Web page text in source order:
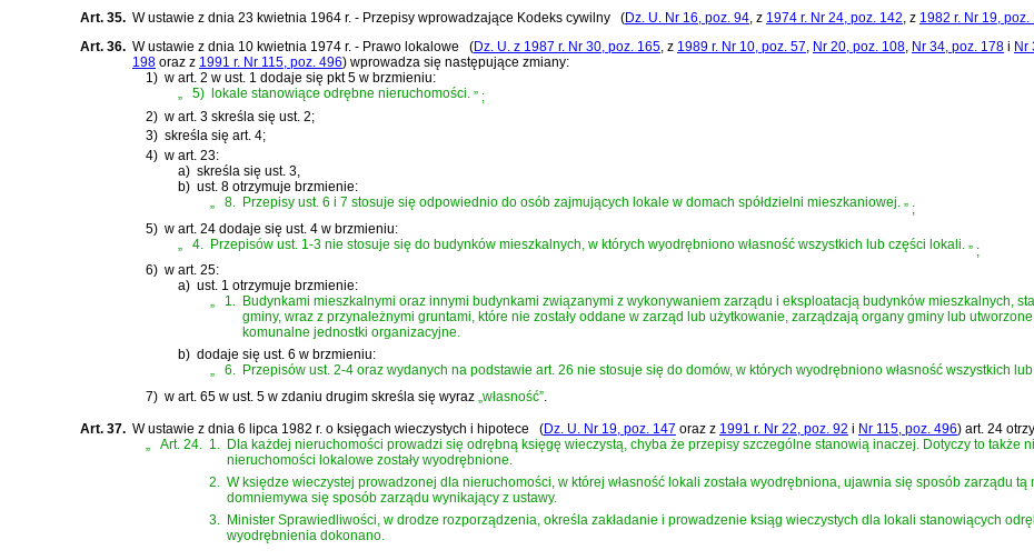
Art. 35. Wustawie z dnia 23 kwietnia 1964 r. - Przepisy wprowadzające Kodeks cywilny (Dz. U. Nr 16, poz. 94 , z 1974 r. Nr 24, poz. 142 , z 1982 r. Nr 19, poz.
Art. 36. Wustawie z dnia 10 kwietnia 1974 r. - Prawo lokalowe (Dz. U. z 1987 r. Nr 30, poz. 165 , z 1989 r. Nr 10, poz. 57 Nr 20, poz. 108 Nr 34, poz. 178 i Nr
198 oraz z 1991 r. Nr 115, poz. 496) wprowadza się następujące zmiany:
1) w art. 2 w ust. 1 dodaje się pkt 5 w brzmieniu:
5) lokale stanowiące odrębne nieruchomości. ” ;
2) w art. 3 skreśla się ust. 2;
3) skreśla się art. 4;
4) w art. 23:
a) skreśla się ust. 3,
b) ust. 8 otrzymuje brzmienie:
„
8. Przepisy ust. 6 i 7 stosuje się odpowiednio do osób zajmujących lokale w domach spółdzielni mieszkaniowej. ” ;
5) w art. 24 dodaje się ust. 4 w brzmieniu:
4. Przepisów ust. 1-3 nie stosuje się do budynków mieszkalnych, w których wyodrębniono własność wszystkich lub części lokali. ” ;
6) w art. 25:
a) ust. 1 otrzymuje brzmienie:
„
1. Budynkami mieszkalnymi oraz innymi budynkami związanymi z wykonywaniem zarządu i eksploatacją budynków mieszkalnych,
gminy, wraz z przynależnymi gruntami, które nie zostały oddane w zarząd lub użytkowanie, zarządzają organy gminy lub
komunalne jednostki organizacyjne.
b) dodaje się ust. 6 w brzmieniu:
„
6. Przepisów ust. 2-4 oraz wydanych na podstawie art. 26 nie stosuje się do domów, w których wyodrębniono własność wszystkich
7) w art. 65 w ust. 5 w zdaniu drugim skreśla się wyraz „własność”
Art. 37. Wustawie z dnia 6 lipca 1982 r. o księgach wieczystych i hipotece (Dz. U. Nr 19, poz. 147 oraz z 1991 r. Nr 22, poz. 92 i Nr 115, poz. 496) art. 24
„
Art. 24. 1. Dla każdej nieruchomości prowadzi się odrębną księgę wieczystą, chyba że przepisy szczególne stanowią inaczej. Dotyczy to także
nieruchomości lokalowe zostały wyodrębnione.
2. W księdze wieczystej prowadzonej dla nieruchomości, w której własność lokali została wyodrębniona, ujawnia się sposób zarządu
domniemywa się sposób zarządu wynikający z ustawy.
3. Minister Sprawiedliwości, w drodze rozporządzenia, określa zakładanie i prowadzenie ksiąg wieczystych dla lokali stanowiących
wyodrębnienia dokonano.